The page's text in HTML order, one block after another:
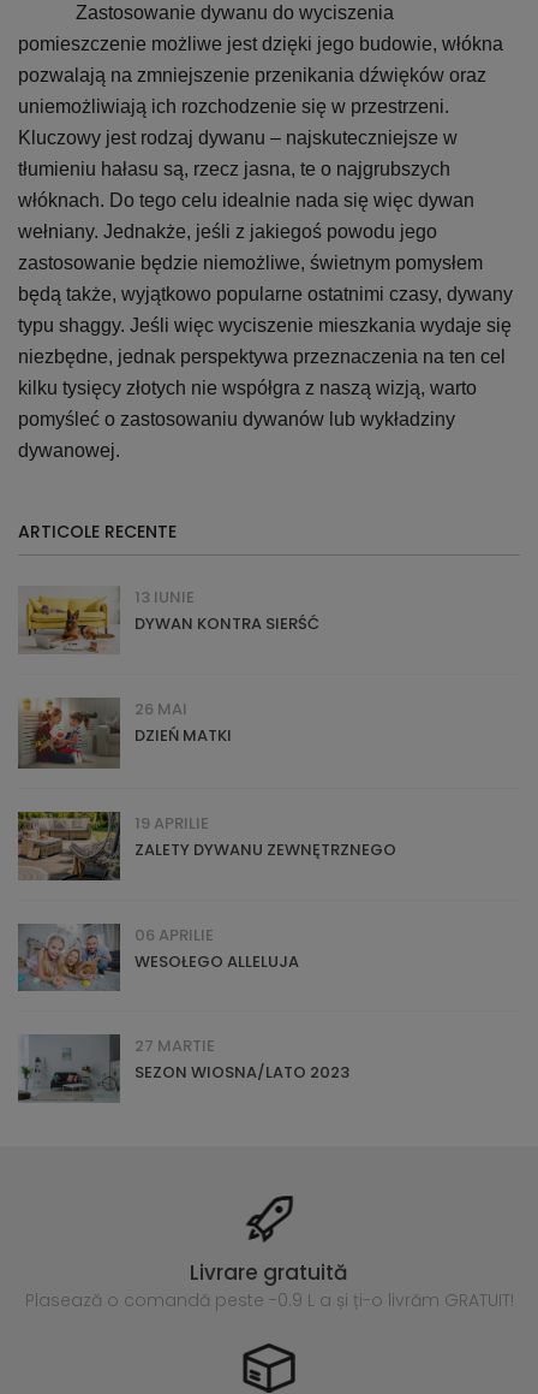
Zastosowanie dywanu do wyciszenia
pomieszczenie możliwe jest dzięki jego budowie, włókna
pozwalają na zmniejszenie przenikania dźwięków oraz
uniemożliwiają ich rozchodzenie się w przestrzeni.
Kluczowy jest rodzaj dywanu – najskuteczniejsze w
tłumieniu hałasu są, rzecz jasna, te o najgrubszych
włóknach. Do tego celu idealnie nada się więc dywan
wełniany. Jednakże, jeśli z jakiegoś powodu jego
zastosowanie będzie niemożliwe, świetnym pomysłem
będą także, wyjątkowo popularne ostatnimi czasy, dywany
typu shaggy. Jeśli więc wyciszenie mieszkania wydaje się
niezbędne, jednak perspektywa przeznaczenia na ten cel
kilku tysięcy złotych nie współgra z naszą wizją, warto
pomyśleć o zastosowaniu dywanów lub wykładziny
dywanowej.
ARTICOLE RECENTE
13 IUNIE
DYWAN KONTRA SIERŚĆ
26 MAI
DZIEŃ MATKI
19 APRILIE
ZALETY DYWANU ZEWNĘTRZNEGO
06 APRILIE
WESOŁEGO ALLELUJA
27 MARTIE
SEZON WIOSNA/LATO 2023
Livrare gratuită
Plasează o comandă peste -0.9 L a și ți-o livrăm GRATUIT!